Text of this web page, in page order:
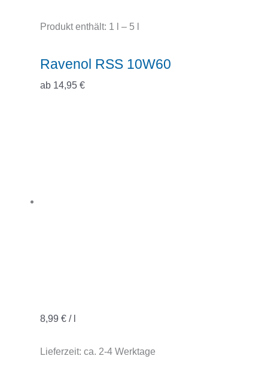
Produkt enthält: 1 – 5
Ravenol RSS 10W60
ab 14,95 €
8,99 €/
Lieferzeit: ca. 2-4 Werktage